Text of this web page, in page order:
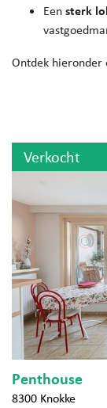
Eensterk
Ontdek hieronder
Verkocht
Penthouse
8300 Knokke